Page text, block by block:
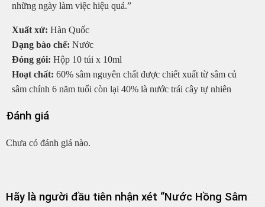
những ngày làm việc hiệu quả.”
Xuất xứ: Hàn Quốc
Dạng bào chế: Nước
Đóng gói: Hộp 10 túi x 10ml
Hoạt chất: 60% sâm nguyên chất được chiết xuất từ sâm củ
sâm chính 6 năm tuổi còn lại 40% là nước trái cây tự nhiên
Đánh giá
Chưa có đánh giá nào.
Hãy là người đầu tiên nhận xét “Nước Hồng Sâm